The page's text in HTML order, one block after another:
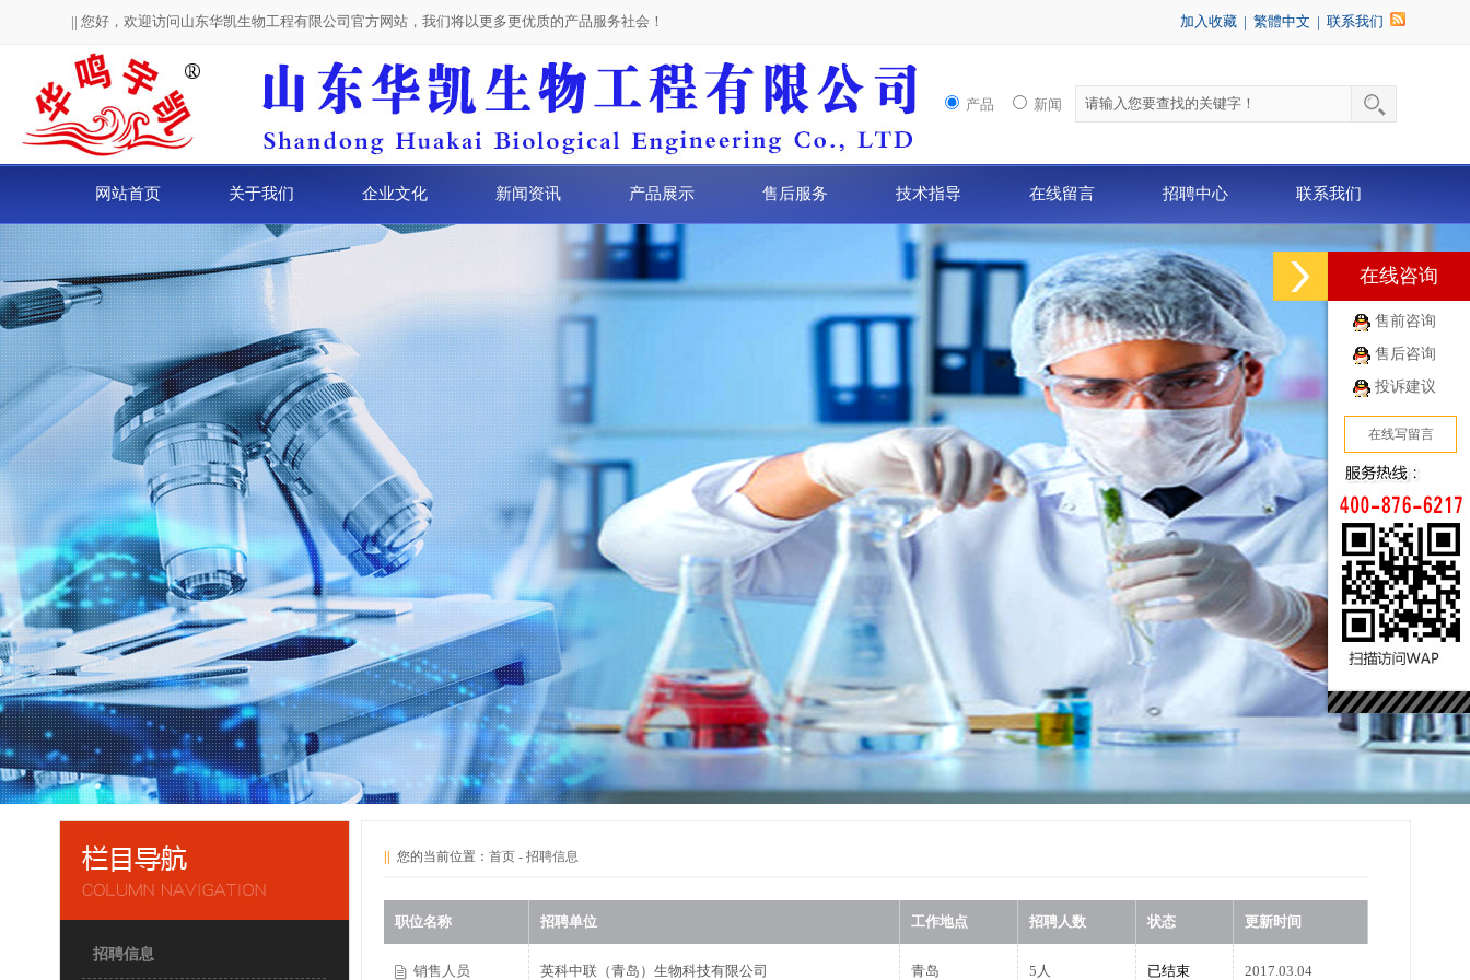
|| 您好，欢迎访问山东华凯生物工程有限公司官方网站，我们将以更多更优质的产品服务社会！ 加入收藏 | 繁體中文 | 联系我们
产品 新闻
网站首页 关于我们 企业文化 新闻资讯 产品展示 售后服务 技术指导 在线留言 招聘中心 联系我们
招聘信息
您的当前位置： 首页 - 招聘信息
职位名称 招聘单位 工作地点 招聘人数 状态 更新时间
销售人员 英科中联（青岛）生物科技有限公司 青岛 5人 已结束 2017.03.04
在线咨询
售前咨询
售后咨询
投诉建议
在线写留言